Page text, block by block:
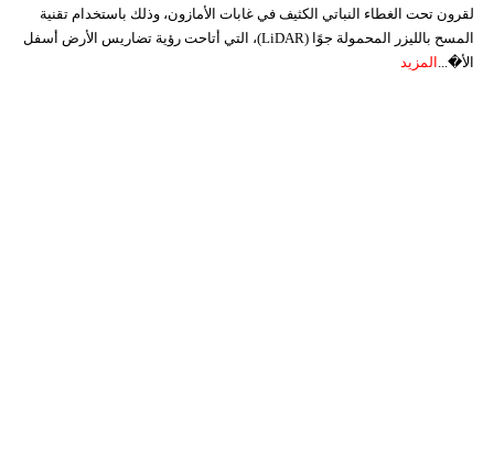
لقرون تحت الغطاء النباتي الكثيف في غابات الأمازون، وذلك باستخدام تقنية
المسح بالليزر المحمولة جوًا (LiDAR)، التي أتاحت رؤية تضاريس الأرض أسفل
الأ�... المزيد